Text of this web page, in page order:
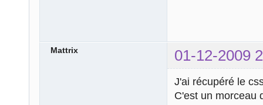
Mattrix 01-12-2009
J'ai récupéré le
C'est un morceau